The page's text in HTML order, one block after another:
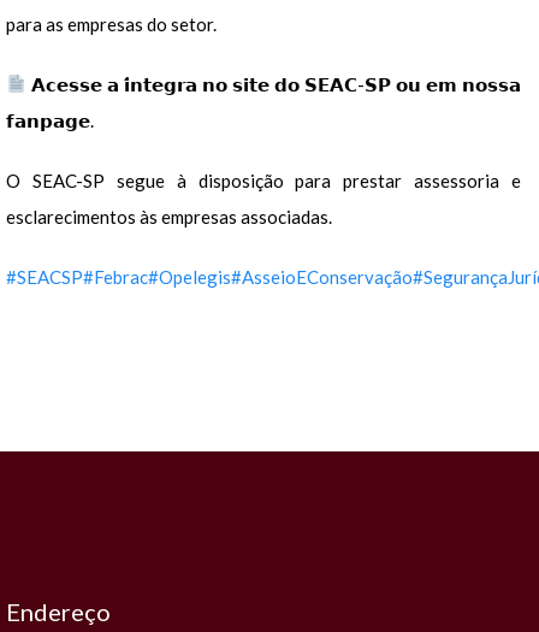
para as empresas do setor.
𝗔𝗰𝗲𝘀𝘀𝗲 𝗮 𝗶́𝗻𝘁𝗲𝗴𝗿𝗮 𝗻𝗼 𝘀𝗶𝘁𝗲 𝗱𝗼 𝗦𝗘𝗔𝗖-𝗦𝗣 𝗼𝘂 𝗲𝗺 𝗻𝗼𝘀𝘀𝗮
𝗳𝗮𝗻𝗽𝗮𝗴𝗲.
O SEAC-SP segue à disposição para prestar assessoria e
esclarecimentos às empresas associadas.
#SEACSP#Febrac#Opelegis#AsseioEConservação
Endereço